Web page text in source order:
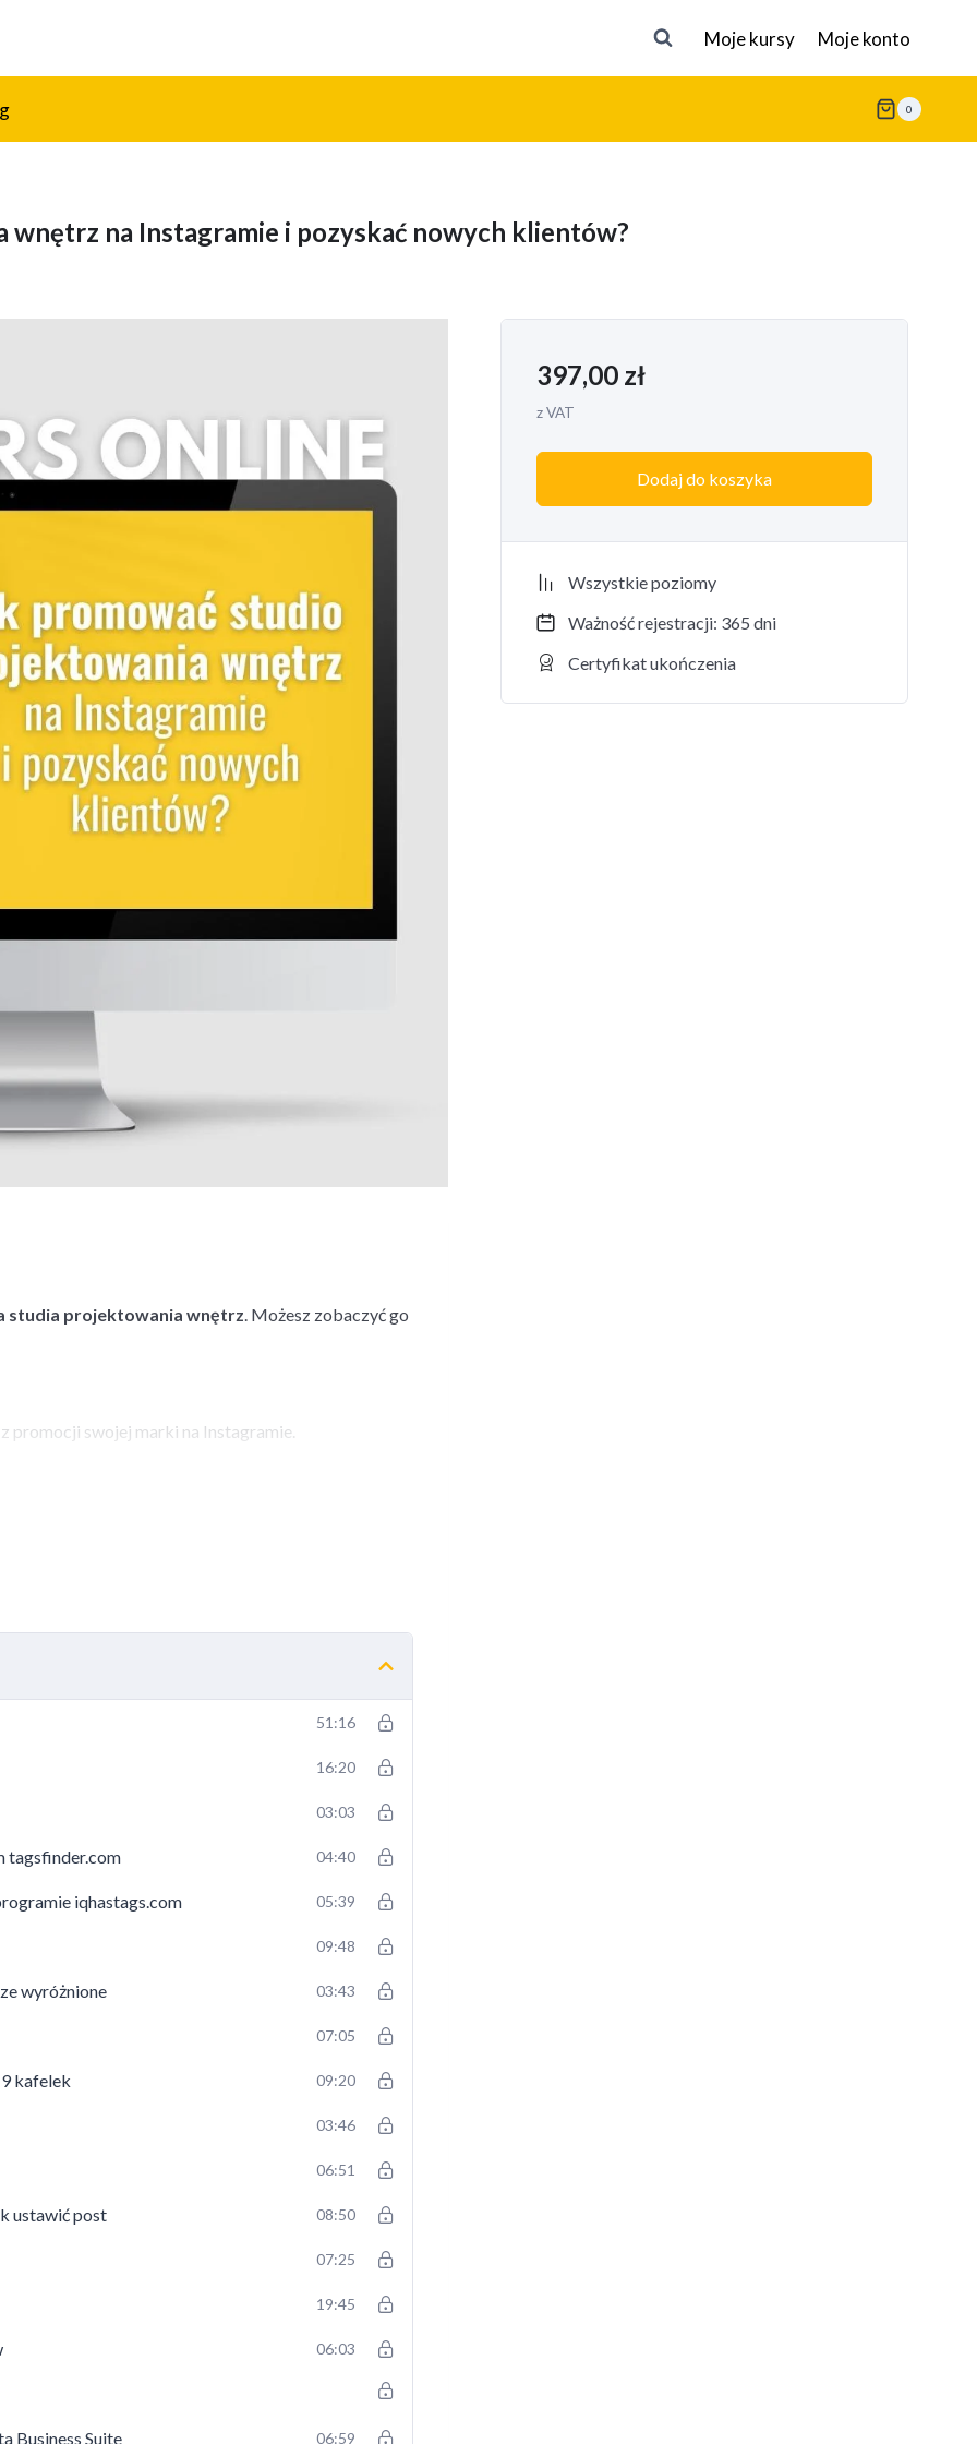
Moje kursy Moje konto
0
na Instagramie i pozyskać nowych klientów?
studia projektowania wnętrz. Możesz zobaczyć go
promocji swojej marki na Instagramie.
zasięgu oraz jakiego programu do tego użyć.
programie Canva.
programów używać.
Instagram?
edycji w programie Canva
Canva
51:16
16:20
03:03
tagsfinder.com 04:40
iqhastags.com 05:39
09:48
wyróżnione 03:43
07:05
kafelek 09:20
03:46
06:51
ustawić post 08:50
07:25
19:45
06:03
Business Suite 06:59
397,00 zł
z VAT
Dodaj do koszyka
Wszystkie poziomy
Ważność rejestracji: 365 dni
Certyfikat ukończenia